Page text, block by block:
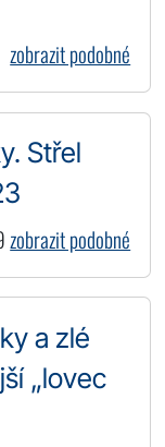
zobrazit podobné
Střel
zobrazit podobné
a zlé
„lovec